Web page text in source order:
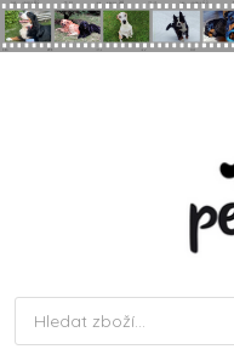
Skip to main content
Products
search